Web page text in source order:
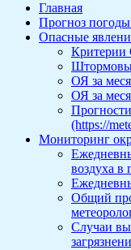
Главная
Прогноз
Опасные
Критерии
ОЯ за
ОЯ за
(https://
Мониторинг
воздуха в
Общий
Случаи